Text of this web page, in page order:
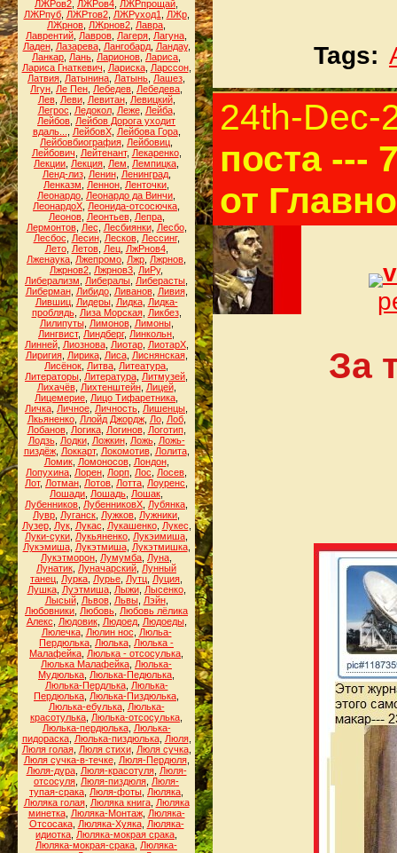
ЛЖРов2 ЛЖРов4 ЛЖРпрощай
ЛЖРпуб, ЛЖРтов2, ЛЖРуход1 ЛЖр,
ЛЖрнов ЛЖрнов2 Лавра
Лаврентий Лавров Лагеря Лагуна
Ладен, Лазарева, Лангобард, Ландау,
Ланкар Лань Ларионов Лариса
Лариса Гнаткевич
Лариска, Ларссон,
Латвия Латынина Латынь Лашез
Лгун Ле Пен Лебедев Лебедева
Лев, Леви, Левитан, Левицкий,
Легрос
Ледокол, Леже, Лейба,
Лейбов Лейбов Дорога уходит
вдаль...
ЛейбовХ, Лейбова Гора,
Лейбовбиография Лейбовиц
Лейбович
Лейтенант, Лекаренко,
Лекции Лекция Лем Лемпицка
Ленд-лиз, Ленин, Ленинград,
Ленказм
Леннон Ленточки
Леонардо Леонардо да Винчи
ЛеонардоХ Леонида-отсосючка
Леонов, Леонтьев, Лепра,
Лермонтов, Лес Лесбиянки, Лесбо,
Лесбос
Лесин, Лесков, Лессинг,
Лето, Летов, Лец, ЛжРнов4,
Лженаука Лжепромо Лжр Лжрнов
Лжрнов2 Лжрнов3 ЛиРу,
Либерализм
Либералы Либерасты
Либерман, Либидо, Ливанов, Ливия,
Лившиц, Лидеры, Лидка, Лидка-
проблядь, Лиза Морская, Ликбез,
Лилипуты, Лимонов, Лимоны,
Лингвист, Линдберг, Линкольн
Линней, Лиознова, Лиотар, ЛиотарХ,
Лиригия, Лирика, Лиса, Лиснянская,
Лисёнок Литва Литеатура
Литераторы Литература Литмузей
Лихачёв, Лихтенштейн, Лицей,
Лицемерие Лицо Тифаретника
Личка Личное Личность Лишенцы
Лкьяненко, Ллойд Джордж, Ло, Лоб,
Лобанов, Логика, Логинов, Логотип,
Лодзь, Лодки, Ложкин, Ложь, Ложь-
пиздёж, Локкарт, Локомотив, Лолита,
Ломик, Ломоносов, Лондон,
Лопухина Лорен Лорп Лос Лосев
Лот, Лотман Лотов Лотта Лоуренс
Лошади Лошадь Лошак
Лубенников ЛубенниковХ Лубянка
Лувр Луганск Лужков Лужники
Лузер, Лук, Лукас Лукашенко, Лукес
Луки-суки Лукьяненко Лукэимиша
Лукэмиша, Лукэтмиша, Лукэтмишка,
Лукэтморон Лумумба Луна
Лунатик Луначарский Лунный
танец Лурка Лурье Лутц Луция
Лушка, Луэтмиша, Лыжи, Лысенко,
Лысый, Львов, Львы, Лэйн,
Любовники Любовь Любовь лёлика
Алекс
Людовик, Людоед, Людоеды,
Люлечка, Люлин нос
Люльа-
Пердюлька Люлька Люлька -
Малафейка Люлька - отсосулька
Люлька Малафейка Люлька-
Мудюлька Люлька-Педюлька
Люлька-Пердлька, Люлька-
Пердюлька Люлька-Пиздюлька
Люлька-ебулька, Люлька-
красотулька Люлька-отсосулька
Люлька-пердюлька, Люлька-
пидораска, Люлька-пиздюлька, Люля,
Люля голая, Люля стихи, Люля сучка,
Люля сучка-в-течке, Люля-Пердюля,
Люля-дура, Люля-красотуля, Люля-
отсосуля Люля-пиздюля Люля-
тупая-срака Люля-фоты Люляка
Люляка голая, Люляка книга, Люляка
минетка, Люляка-Монтаж, Люляка-
Отсосака, Люляка-Хуяка, Люляка-
идиотка Люляка-мокрая срака
Люляка-мокрая-срака Люляка-
Tags:
24th-Dec-
поста ---
от
За